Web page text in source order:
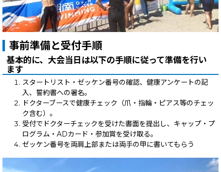
事前準備と受付手順
基本的に、大会当日は以下の手順に従って準備を行い
ます
スタートリスト・ゼッケン番号の確認、健康アンケートの記
入、誓約書への署名。
ドクターブースで健康チェック（爪・指輪・ピアス等のチェッ
ク含む）。
受付でドクターチェックを受けた書面を提出し、キャップ・プ
ログラム・ADカード・参加賞を受け取る。
ゼッケン番号を両肩上部または両手の甲に書いてもらう